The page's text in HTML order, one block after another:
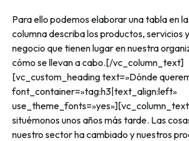
Para ello podemos elaborar una tabla en
columna describa los productos, servicios
negocio que tienen lugar en nuestra
cómo se llevan a cabo.[/vc_column_text]
[vc_custom_heading text=»Dónde
font_container=»tag:h3|text_align:left»
situémonos unos años más tarde. Las
nuestro sector ha cambiado y nuestros